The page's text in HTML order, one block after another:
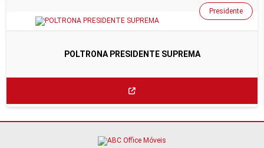
POLTRONA PRESIDENTE SUPREMA
Presidente